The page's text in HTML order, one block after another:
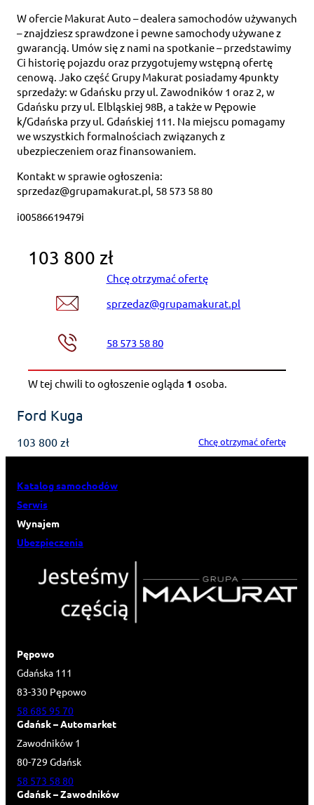
W ofercie Makurat Auto – dealera samochodów używanych
– znajdziesz sprawdzone i pewne samochody używane z
gwarancją. Umów się z nami na spotkanie – przedstawimy
Ci historię pojazdu oraz przygotujemy wstępną ofertę
cenową. Jako część Grupy Makurat posiadamy 4punkty
sprzedaży: w Gdańsku przy ul. Zawodników 1 oraz 2, w
Gdańsku przy ul. Elbląskiej 98B, a także w Pępowie
k/Gdańska przy ul. Gdańskiej 111. Na miejscu pomagamy
we wszystkich formalnościach związanych z
ubezpieczeniem oraz finansowaniem.
Kontakt w sprawie ogłoszenia:
sprzedaz@grupamakurat.pl, 58 573 58 80
i00586619479i
103 800 zł
Chcę otrzymać ofertę
sprzedaz@grupamakurat.pl
58 573 58 80
W tej chwili to ogłoszenie ogląda 1 osoba.
Ford Kuga
103 800 zł Chcę otrzymać ofertę
Katalog samochodów
Serwis
Wynajem
Ubezpieczenia
Pępowo
Gdańska 111
83-330 Pępowo
58 685 95 70
Gdańsk – Automarket
Zawodników 1
80-729 Gdańsk
58 573 58 80
Gdańsk – Zawodników